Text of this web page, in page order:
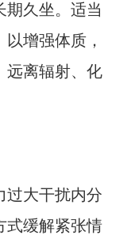
期久坐。适当
增强体质，
远离辐射、化
过大干扰内分
式缓解紧张情